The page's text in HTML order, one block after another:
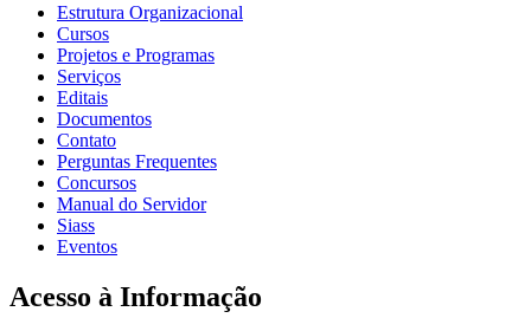
Estrutura Organizacional
Cursos
Projetos e Programas
Serviços
Editais
Documentos
Contato
Perguntas Frequentes
Concursos
Manual do Servidor
Siass
Eventos
Acesso à Informação